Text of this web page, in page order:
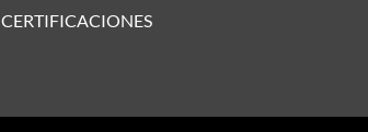
CERTIFICACIONES